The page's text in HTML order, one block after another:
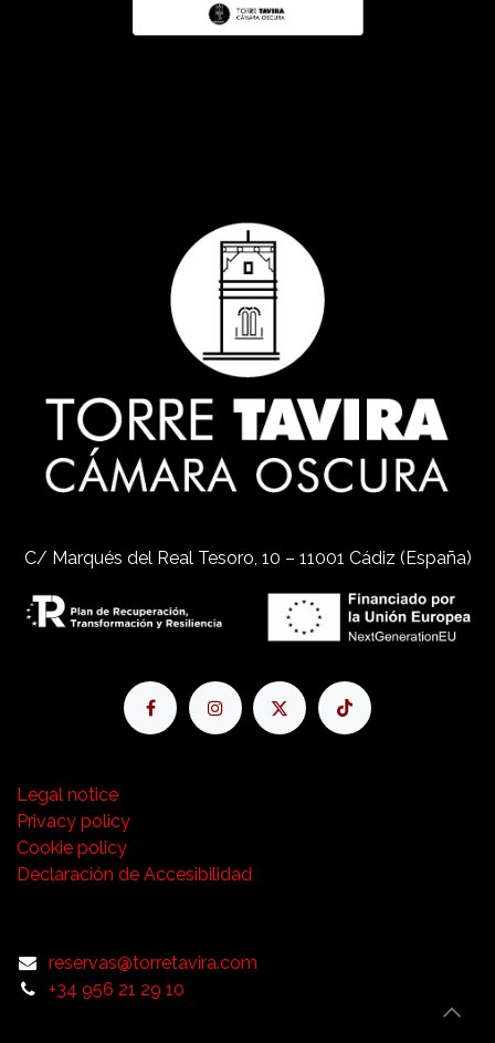
Legal notice
Privacy policy
Cookie policy
Declaración de Accesibilidad
C/ Marqués del Real Tesoro, 10 – 11001 Cádiz (España)
reservas@torretavira.com
+34 956 21 29 10